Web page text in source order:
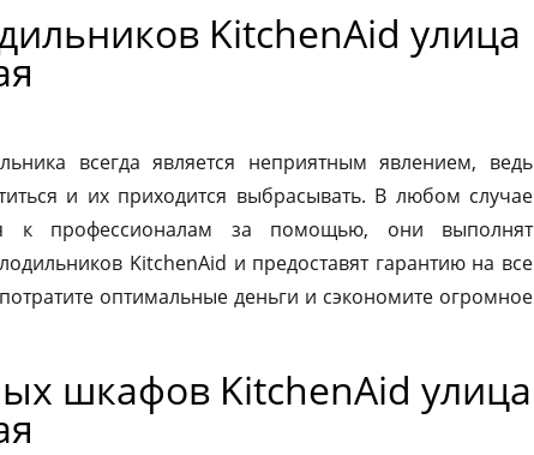
KitchenAid улица
всегда является неприятным явлением, ведь
и их приходится выбрасывать. В любом случае
к профессионалам за помощью, они выполнят
KitchenAid и предоставят гарантию на все
оптимальные деньги и сэкономите огромное
шкафов KitchenAid улица